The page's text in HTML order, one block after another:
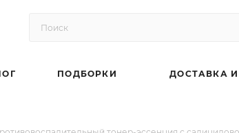
ПОДБОРКИ ДОСТАВКА